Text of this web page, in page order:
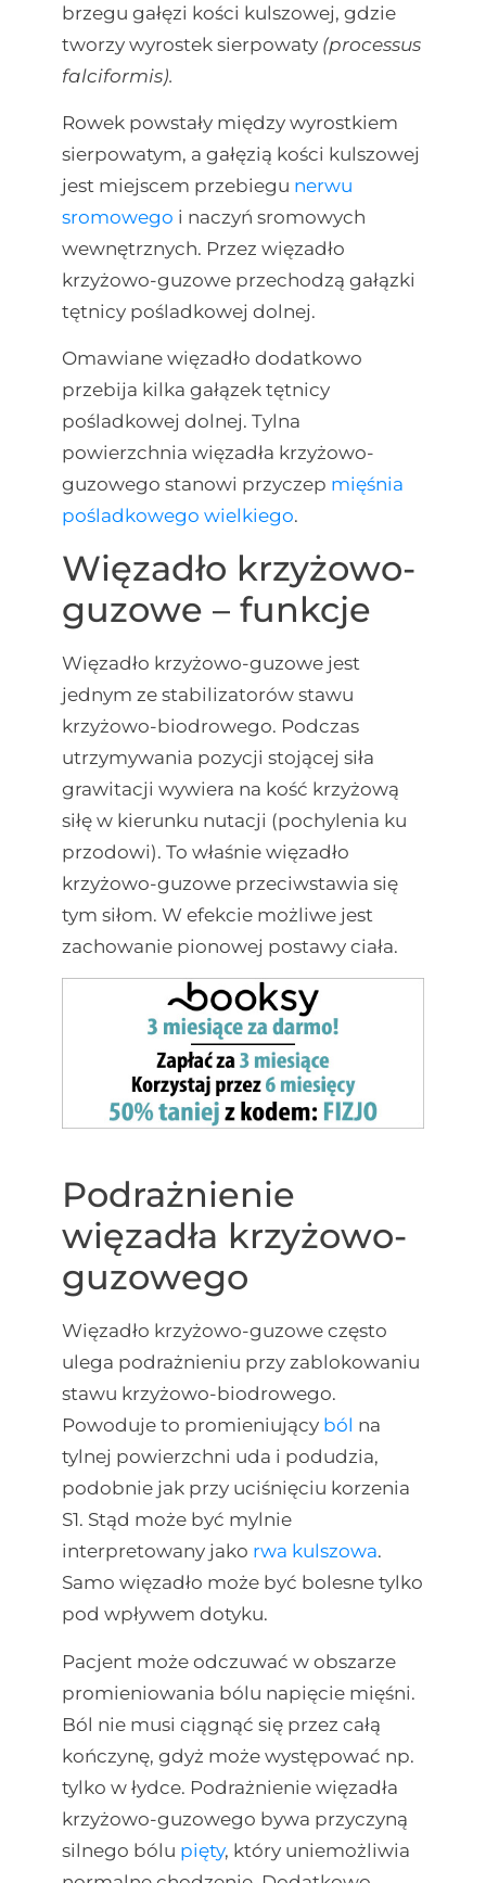
brzegu gałęzi kości kulszowej, gdzie
tworzy wyrostek sierpowaty (processus
falciformis).
Rowek powstały między wyrostkiem
sierpowatym, a gałęzią kości kulszowej
jest miejscem przebiegu nerwu
sromowego i naczyń sromowych
wewnętrznych. Przez więzadło
krzyżowo-guzowe przechodzą gałązki
tętnicy pośladkowej dolnej.
Omawiane więzadło dodatkowo
przebija kilka gałązek tętnicy
pośladkowej dolnej. Tylna
powierzchnia więzadła krzyżowo-
guzowego stanowi przyczep mięśnia
pośladkowego wielkiego.
Więzadło krzyżowo-
guzowe – funkcje
Więzadło krzyżowo-guzowe jest
jednym ze stabilizatorów stawu
krzyżowo-biodrowego. Podczas
utrzymywania pozycji stojącej siła
grawitacji wywiera na kość krzyżową
siłę w kierunku nutacji (pochylenia ku
przodowi). To właśnie więzadło
krzyżowo-guzowe przeciwstawia się
tym siłom. W efekcie możliwe jest
zachowanie pionowej postawy ciała.
Podrażnienie
więzadła krzyżowo-
guzowego
Więzadło krzyżowo-guzowe często
ulega podrażnieniu przy zablokowaniu
stawu krzyżowo-biodrowego.
Powoduje to promieniujący ból na
tylnej powierzchni uda i podudzia,
podobnie jak przy uciśnięciu korzenia
S1. Stąd może być mylnie
interpretowany jako rwa kulszowa.
Samo więzadło może być bolesne tylko
pod wpływem dotyku.
Pacjent może odczuwać w obszarze
promieniowania bólu napięcie mięśni.
Ból nie musi ciągnąć się przez całą
kończynę, gdyż może występować np.
tylko w łydce. Podrażnienie więzadła
krzyżowo-guzowego bywa przyczyną
silnego bólu pięty, który uniemożliwia